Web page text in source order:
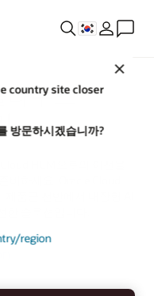
country site closer
방문하시겠습니까?
region
라우드
HCM으로의 이전을
하세요. Oracle Cloud
품군 전반에서 내장형 AI
솔루션입니다.